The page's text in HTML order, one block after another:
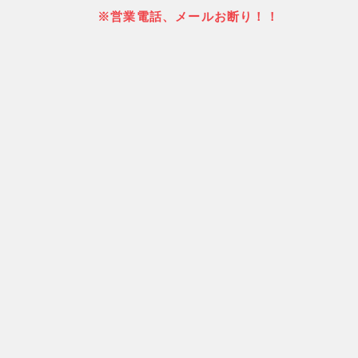
※営業電話、メールお断り！！